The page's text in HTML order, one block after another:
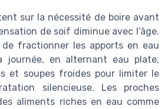
sur la nécessité de boire avant
de soif diminue avec l’âge.
fractionner les apports en eau
en alternant eau plate,
et soupes froides pour limiter le
silencieuse. Les proches
aliments riches en eau comme